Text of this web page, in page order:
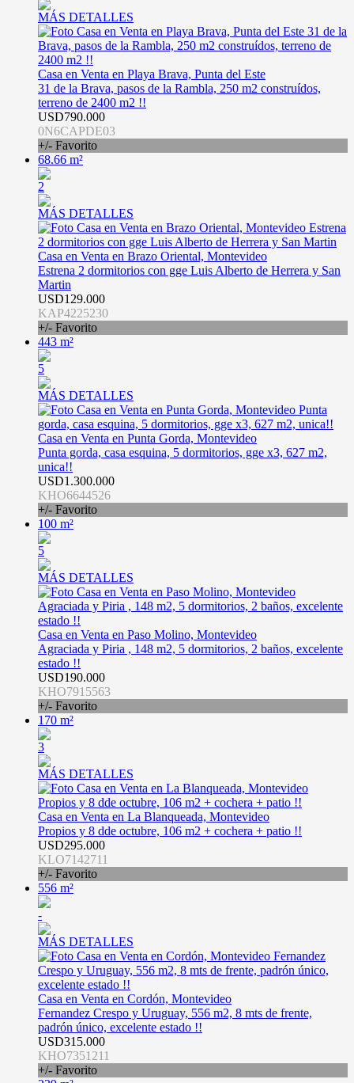
MÁS DETALLES
Casa en Venta en Playa Brava, Punta del Este
31 de la Brava, pasos de la Rambla, 250 m2 construídos,
terreno de 2400 m2 !!
USD790.000
0N6CAPDE03
+/- Favorito
68.66 m²
2
MÁS DETALLES
Casa en Venta en Brazo Oriental, Montevideo
Estrena 2 dormitorios con gge Luis Alberto de Herrera y San
Martin
USD129.000
KAP4225230
+/- Favorito
443 m²
5
MÁS DETALLES
Casa en Venta en Punta Gorda, Montevideo
Punta gorda, casa esquina, 5 dormitorios, gge x3, 627 m2,
unica!!
USD1.300.000
KHO6644526
+/- Favorito
100 m²
5
MÁS DETALLES
Casa en Venta en Paso Molino, Montevideo
Agraciada y Piria , 148 m2, 5 dormitorios, 2 baños, excelente
estado !!
USD190.000
KHO7915563
+/- Favorito
170 m²
3
MÁS DETALLES
Casa en Venta en La Blanqueada, Montevideo
Propios y 8 dde octubre, 106 m2 + cochera + patio !!
USD295.000
KLO7142711
+/- Favorito
556 m²
-
MÁS DETALLES
Casa en Venta en Cordón, Montevideo
Fernandez Crespo y Uruguay, 556 m2, 8 mts de frente,
padrón único, excelente estado !!
USD315.000
KHO7351211
+/- Favorito